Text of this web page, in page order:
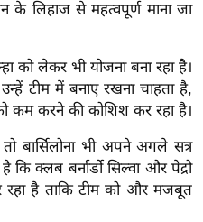
के लिहाज से महत्वपूर्ण माना जा
को लेकर भी योजना बना रहा है।
टीम में बनाए रखना चाहता है,
कम करने की कोशिश कर रहा है।
बार्सिलोना भी अपने अगले सत्र
क्लब बर्नार्डो सिल्वा और पेद्रो
रहा है ताकि टीम को और मजबूत